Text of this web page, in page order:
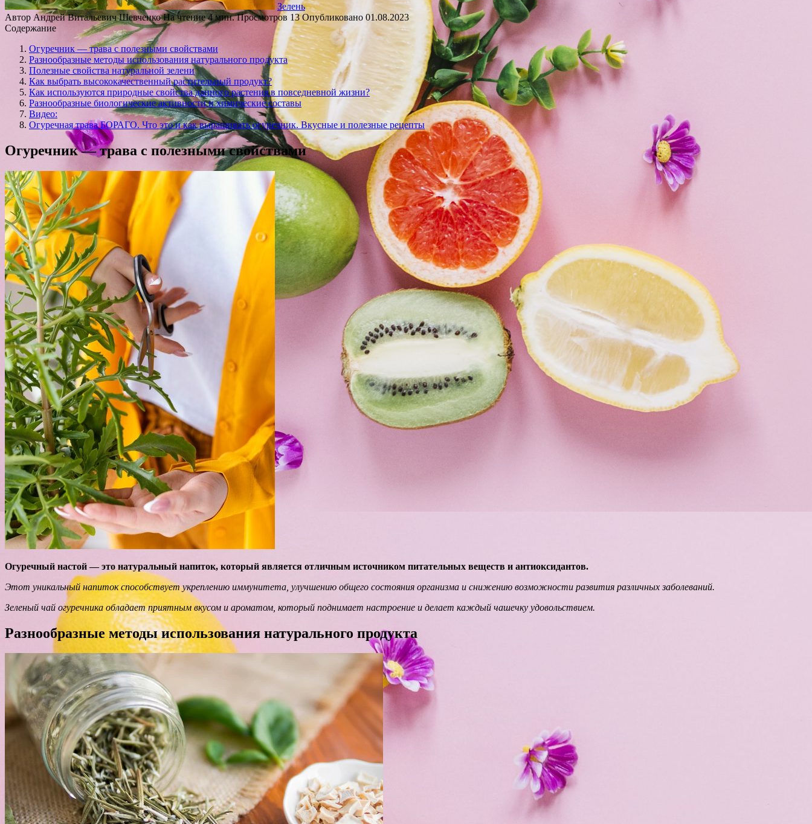
Зелень
Автор Андрей Витальевич Шевченко На чтение4 мин. Просмотров 13 Опубликовано 01.08.2023
Содержание
Огуречник — трава с полезными свойствами
Разнообразные методы использования натурального продукта
Полезные свойства натуральной зелени
Как выбрать высококачественный растительный продукт?
Как используются природные свойства данного растения в повседневной жизни?
Разнообразные биологические активности и химические составы
Видео:
Огуречная трава БОРАГО. Что это и как выращивать огуречник. Вкусные и полезные рецепты
Огуречник — трава с полезными свойствами
Огуречный настой — это натуральный напиток, который является отличным источником питательных веществ и антиоксидантов.
Этот уникальный напиток способствует укреплению иммунитета, улучшению общего состояния организма и снижению возможности развития различных заболеваний.
Зеленый чай огуречника обладает приятным вкусом и ароматом, который поднимает настроение и делает каждый чашечку удовольствием.
Разнообразные методы использования натурального продукта